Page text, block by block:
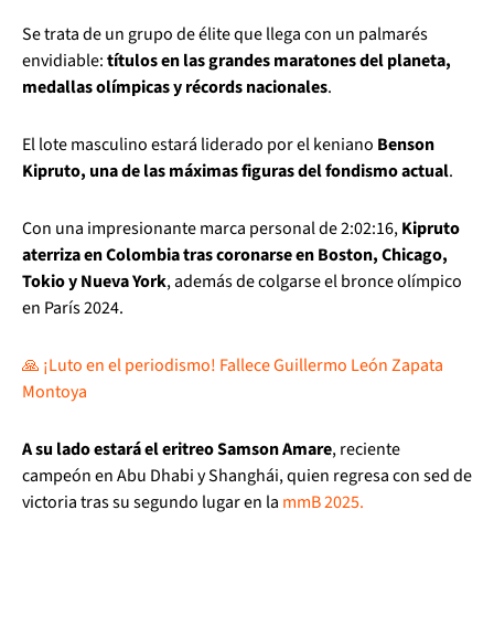
Se trata de un grupo de élite que llega con un palmarés
envidiable:títulos en las grandes maratones del planeta,
medallas olímpicas y récords nacionales.
El lote masculino estará liderado por el keniano Benson
Kipruto, una de las máximas figuras del fondismo actual.
Con una impresionante marca personal de 2:02:16,Kipruto
aterriza en Colombia tras coronarse en Boston, Chicago,
Tokio y Nueva York, además de colgarse el bronce olímpico
en París 2024.
🙏 ¡Luto en el periodismo! Fallece Guillermo León Zapata
Montoya
A su lado estará el eritreo Samson Amare, reciente
campeón en Abu Dhabi y Shanghái, quien regresa con sed de
victoria tras su segundo lugar en la mmB 2025.